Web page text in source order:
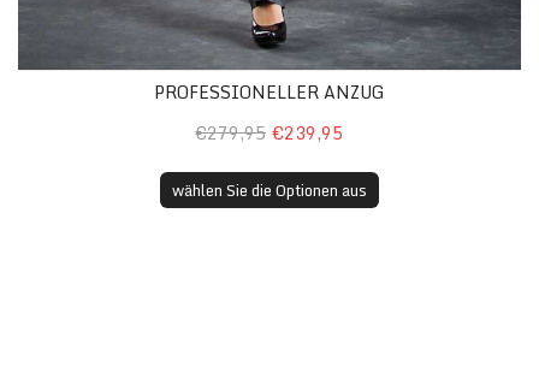
PROFESSIONELLER ANZUG
€279,95 €239,95
wählen Sie die Optionen aus